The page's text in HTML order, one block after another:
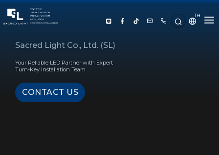
TH
HOME
ABOUT US
PRODUCT
Sacred Light Co., Ltd. (SL)
Your Reliable LED Partner with Expert
Turn-Key Installation Team
CONTACT US